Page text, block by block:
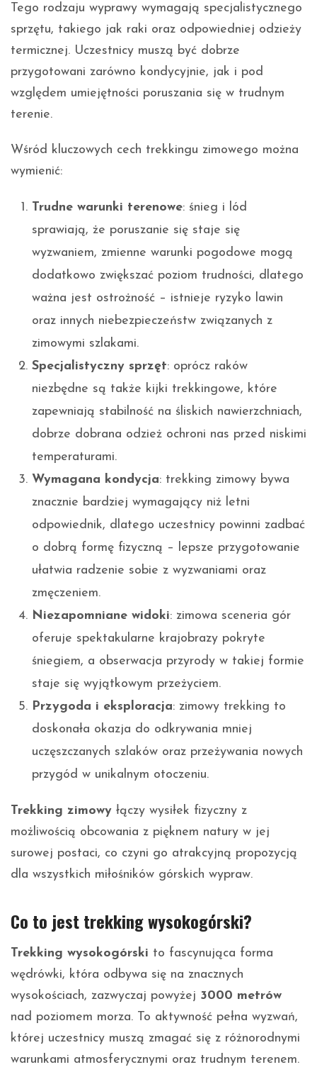
Tego rodzaju wyprawy wymagają specjalistycznego
sprzętu, takiego jak raki oraz odpowiedniej odzieży
termicznej. Uczestnicy muszą być dobrze
przygotowani zarówno kondycyjnie, jak i pod
względem umiejętności poruszania się w trudnym
terenie.
Wśród kluczowych cech trekkingu zimowego można
wymienić:
Trudne warunki terenowe: śnieg i lód
sprawiają, że poruszanie się staje się
wyzwaniem, zmienne warunki pogodowe mogą
dodatkowo zwiększać poziom trudności, dlatego
ważna jest ostrożność – istnieje ryzyko lawin
oraz innych niebezpieczeństw związanych z
zimowymi szlakami.
Specjalistyczny sprzęt: oprócz raków
niezbędne są także kijki trekkingowe, które
zapewniają stabilność na śliskich nawierzchniach,
dobrze dobrana odzież ochroni nas przed niskimi
temperaturami.
Wymagana kondycja: trekking zimowy bywa
znacznie bardziej wymagający niż letni
odpowiednik, dlatego uczestnicy powinni zadbać
o dobrą formę fizyczną – lepsze przygotowanie
ułatwia radzenie sobie z wyzwaniami oraz
zmęczeniem.
Niezapomniane widoki: zimowa sceneria gór
oferuje spektakularne krajobrazy pokryte
śniegiem, a obserwacja przyrody w takiej formie
staje się wyjątkowym przeżyciem.
Przygoda i eksploracja: zimowy trekking to
doskonała okazja do odkrywania mniej
uczęszczanych szlaków oraz przeżywania nowych
przygód w unikalnym otoczeniu.
Trekking zimowy łączy wysiłek fizyczny z
możliwością obcowania z pięknem natury w jej
surowej postaci, co czyni go atrakcyjną propozycją
dla wszystkich miłośników górskich wypraw.
Co to jest trekking wysokogórski?
Trekking wysokogórski to fascynująca forma
wędrówki, która odbywa się na znacznych
wysokościach, zazwyczaj powyżej 3000 metrów
nad poziomem morza. To aktywność pełna wyzwań,
której uczestnicy muszą zmagać się z różnorodnymi
warunkami atmosferycznymi oraz trudnym terenem.